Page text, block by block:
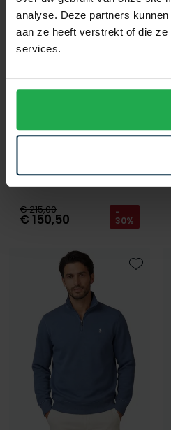
analyse. Deze partners
aan ze heeft verstrekt of die
services.
trui grijs katoen
€ 215,00
€ 150,50 -
30%